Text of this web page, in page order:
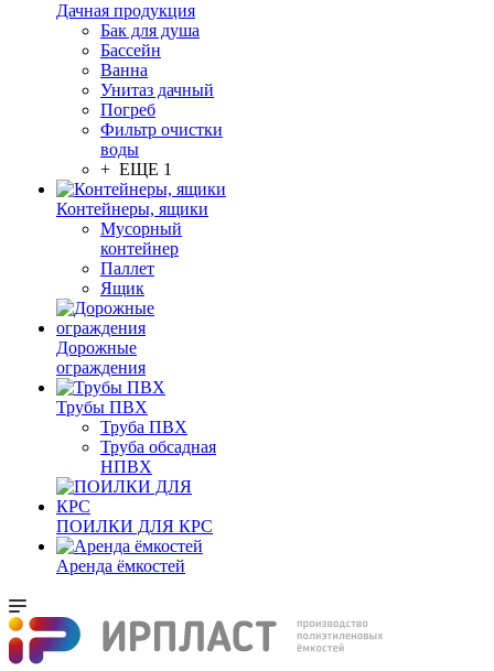
Дачная продукция
Бак для душа
Бассейн
Ванна
Унитаз дачный
Погреб
Фильтр очистки
воды
+ ЕЩЕ 1
Контейнеры, ящики
Мусорный
контейнер
Паллет
Ящик
Дорожные
ограждения
Трубы ПВХ
Труба ПВХ
Труба обсадная
НПВХ
ПОИЛКИ ДЛЯ КРС
Аренда ёмкостей